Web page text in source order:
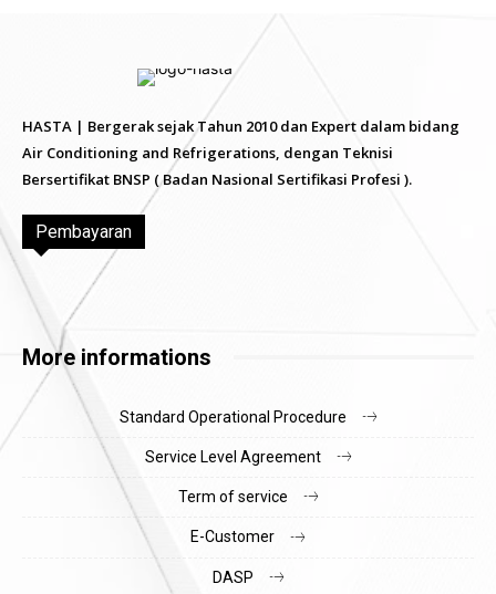
HASTA | Bergerak sejak Tahun 2010 dan Expert dalam bidang
Air Conditioning and Refrigerations, dengan Teknisi
Bersertifikat BNSP ( Badan Nasional Sertifikasi Profesi ).
Pembayaran
More informations
Standard Operational Procedure
Service Level Agreement
Term of service
E-Customer
DASP